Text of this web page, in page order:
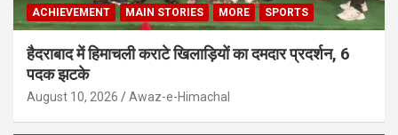
ACHIEVEMENT MAIN STORIES MORE SPORTS
हैदराबाद में हिमाचली कराटे खिलाड़ियों का दमदार प्रदर्शन, 6
पदक झटके
August 10, 2026 Awaz-e-Himachal